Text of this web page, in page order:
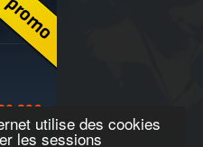
utilise des cookies
les sessions